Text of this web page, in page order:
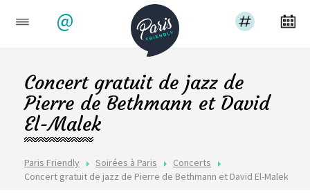
@
Paris Friendly Soirées à Paris
Concerts
Concert gratuit de jazz de Pierre de Bethmann et David El-Malek
Concert gratuit de jazz de
Pierre de Bethmann et David
El-Malek